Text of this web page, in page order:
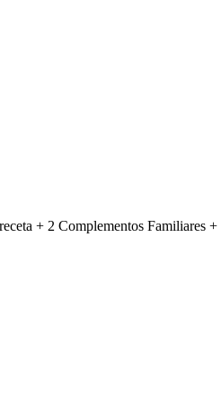
+ 2 Complementos Familiares +